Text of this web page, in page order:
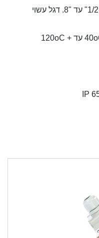
אורך דגל מתכוונן לצנרת בקוטר מ – 1/2" עד "8. דגל עשוי